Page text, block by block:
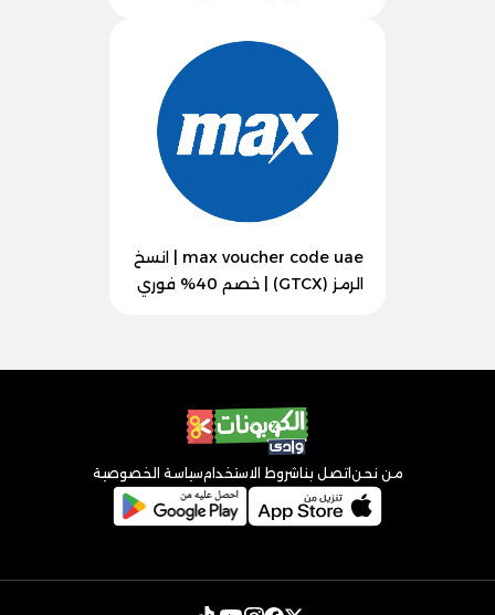
max voucher code uae | انسخ
الرمز (GTCX) | خصم 40% فوري
من نحن اتصل بنا شروط الاستخدامسياسة الخصوصية